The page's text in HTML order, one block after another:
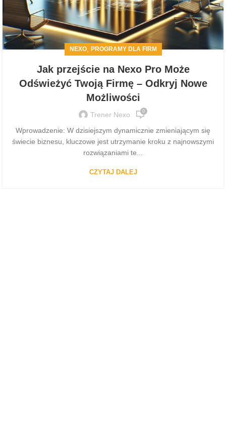
NEXO, PROGRAMY DLA FIRM
Jak przejście na Nexo Pro Może
Odświeżyć Twoją Firmę – Odkryj Nowe
Możliwości
Trener Nexo 0
Wprowadzenie: W dzisiejszym dynamicznie zmieniającym się
świecie biznesu, kluczowe jest utrzymanie kroku z najnowszymi
rozwiązaniami te...
CZYTAJ DALEJ